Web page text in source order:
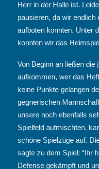
Herr in der Halle ist.
pausieren, da wir endlich
aufboten konnten. Unter
konnten wir das
Von Beginn an ließen die
aufkommen, wer das
keine Punkte gelangen
gegnerischen
unsere noch ebenfalls
Spielfeld aufmischten,
schöne Spielzüge auf.
sagte zu dem Spiel: “Ihr
Defense gekämpft und